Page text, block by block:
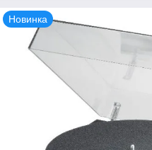
Новинка